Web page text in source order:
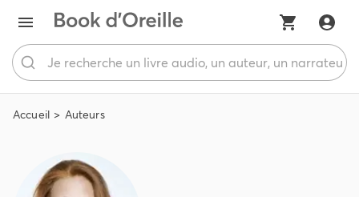
Accueil Auteurs